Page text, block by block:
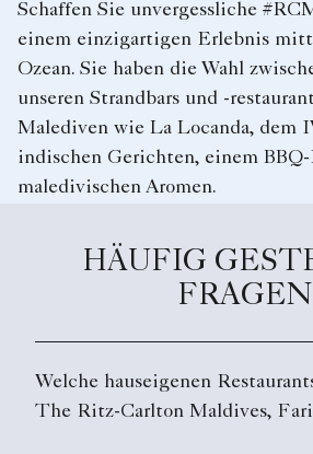
Schaffen Sie unvergessliche
einem einzigartigen Erlebnis
Ozean. Sie haben die Wahl
unseren Strandbars und -
Malediven wie La Locanda, dem
indischen Gerichten, einem
maledivischen Aromen.
HÄUFIG
FRAGEN
Welche hauseigenen
The Ritz-Carlton Maldives, Fari